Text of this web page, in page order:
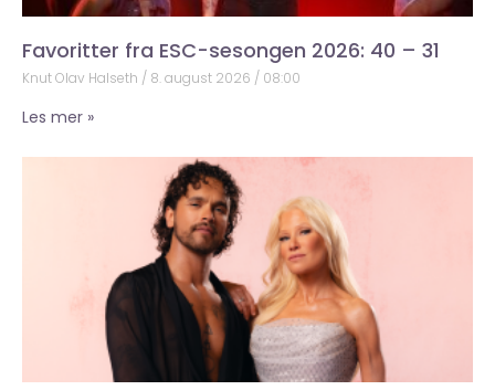
Favoritter fra ESC-sesongen 2026: 40 – 31
Knut Olav Halseth 8. august 2026 08:00
Les mer »